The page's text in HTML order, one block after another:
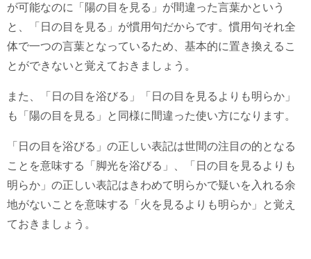
が可能なのに「陽の目を見る」が間違った言葉かという
と、「日の目を見る」が慣用句だからです。慣用句それ全
体で一つの言葉となっているため、基本的に置き換えるこ
とができないと覚えておきましょう。
また、「日の目を浴びる」「日の目を見るよりも明らか」
も「陽の目を見る」と同様に間違った使い方になります。
「日の目を浴びる」の正しい表記は世間の注目の的となる
ことを意味する「脚光を浴びる」、「日の目を見るよりも
明らか」の正しい表記はきわめて明らかで疑いを入れる余
地がないことを意味する「火を見るよりも明らか」と覚え
ておきましょう。